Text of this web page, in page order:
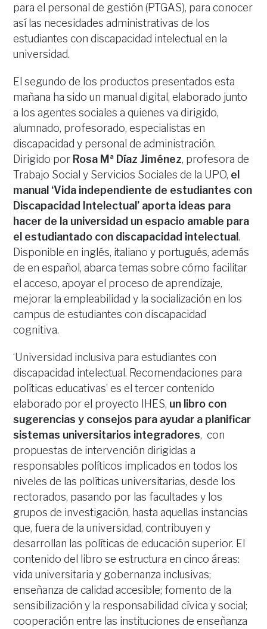
para el personal de gestión (PTGAS), para conocer
así las necesidades administrativas de los
estudiantes con discapacidad intelectual en la
universidad.
El segundo de los productos presentados esta
mañana ha sido un manual digital, elaborado junto
a los agentes sociales a quienes va dirigido,
alumnado, profesorado, especialistas en
discapacidad y personal de administración.
Dirigido por Rosa Mª Díaz Jiménez, profesora de
Trabajo Social y Servicios Sociales de la UPO, el
manual ‘Vida independiente de estudiantes con
Discapacidad Intelectual’ aporta ideas para
hacer de la universidad un espacio amable para
el estudiantado con discapacidad intelectual.
Disponible en inglés, italiano y portugués, además
de en español, abarca temas sobre cómo facilitar
el acceso, apoyar el proceso de aprendizaje,
mejorar la empleabilidad y la socialización en los
campus de estudiantes con discapacidad
cognitiva.
‘Universidad inclusiva para estudiantes con
discapacidad intelectual. Recomendaciones para
políticas educativas’ es el tercer contenido
elaborado por el proyecto IHES, un libro con
sugerencias y consejos para ayudar a planificar
sistemas universitarios integradores, con
propuestas de intervención dirigidas a
responsables políticos implicados en todos los
niveles de las políticas universitarias, desde los
rectorados, pasando por las facultades y los
grupos de investigación, hasta aquellas instancias
que, fuera de la universidad, contribuyen y
desarrollan las políticas de educación superior. El
contenido del libro se estructura en cinco áreas:
vida universitaria y gobernanza inclusivas;
enseñanza de calidad accesible; fomento de la
sensibilización y la responsabilidad cívica y social;
cooperación entre las instituciones de enseñanza